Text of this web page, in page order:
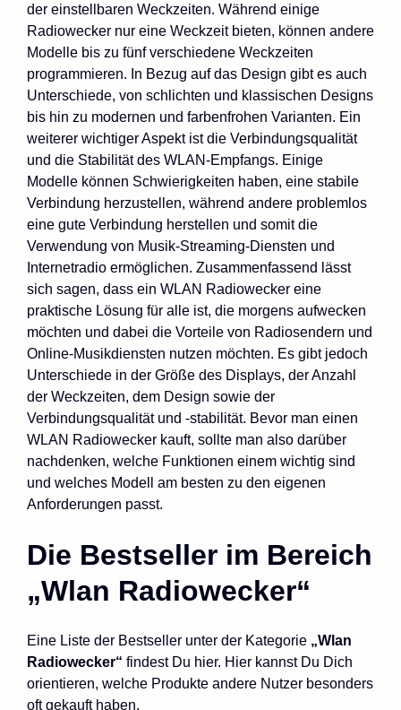
der einstellbaren Weckzeiten. Während einige
Radiowecker nur eine Weckzeit bieten, können andere
Modelle bis zu fünf verschiedene Weckzeiten
programmieren. In Bezug auf das Design gibt es auch
Unterschiede, von schlichten und klassischen Designs
bis hin zu modernen und farbenfrohen Varianten. Ein
weiterer wichtiger Aspekt ist die Verbindungsqualität
und die Stabilität des WLAN-Empfangs. Einige
Modelle können Schwierigkeiten haben, eine stabile
Verbindung herzustellen, während andere problemlos
eine gute Verbindung herstellen und somit die
Verwendung von Musik-Streaming-Diensten und
Internetradio ermöglichen. Zusammenfassend lässt
sich sagen, dass ein WLAN Radiowecker eine
praktische Lösung für alle ist, die morgens aufwecken
möchten und dabei die Vorteile von Radiosendern und
Online-Musikdiensten nutzen möchten. Es gibt jedoch
Unterschiede in der Größe des Displays, der Anzahl
der Weckzeiten, dem Design sowie der
Verbindungsqualität und -stabilität. Bevor man einen
WLAN Radiowecker kauft, sollte man also darüber
nachdenken, welche Funktionen einem wichtig sind
und welches Modell am besten zu den eigenen
Anforderungen passt.
Die Bestseller im Bereich
„Wlan Radiowecker“
Eine Liste der Bestseller unter der Kategorie „Wlan
Radiowecker“ findest Du hier. Hier kannst Du Dich
orientieren, welche Produkte andere Nutzer besonders
oft gekauft haben.